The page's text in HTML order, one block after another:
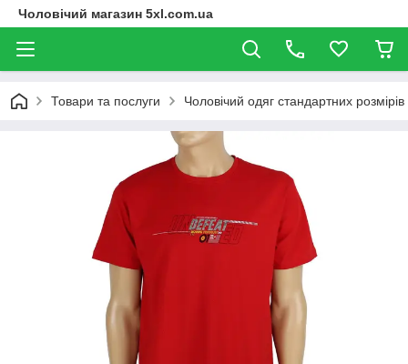
Чоловічий магазин 5xl.com.ua
Товари та послуги Чоловічий одяг стандартних розмірів